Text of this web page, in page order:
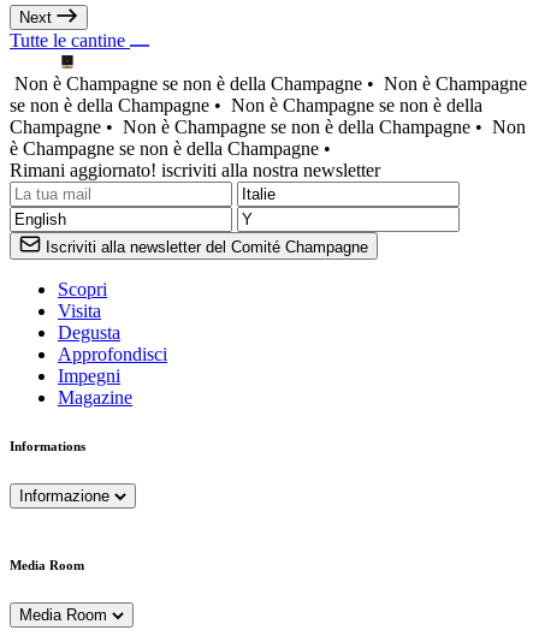
Next
Tutte le cantine
Non è Champagne se non è della Champagne • Non è Champagne
se non è della Champagne • Non è Champagne se non è della
Champagne • Non è Champagne se non è della Champagne • Non
è Champagne se non è della Champagne •
Rimani aggiornato! iscriviti alla nostra newsletter
Iscriviti alla newsletter del Comité Champagne
Scopri
Visita
Degusta
Approfondisci
Impegni
Magazine
Informations
Informazione
Media Room
Media Room